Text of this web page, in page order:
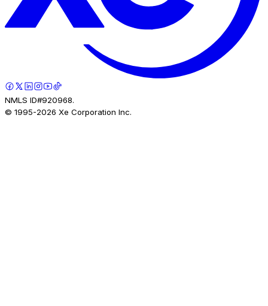
NMLS ID#920968.
© 1995-2026 Xe Corporation Inc.